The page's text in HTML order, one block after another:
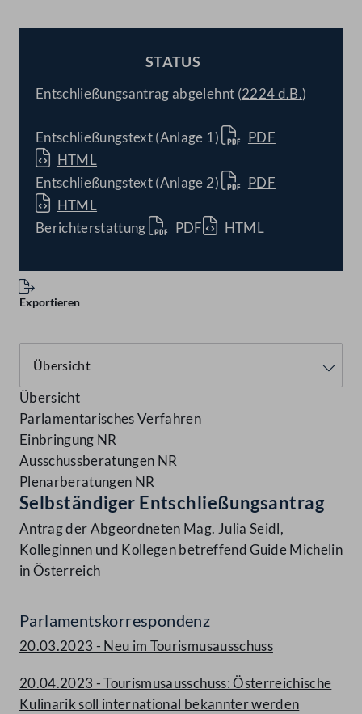
STATUS
Entschließungsantrag abgelehnt (2224 d.B.)
Entschließungstext (Anlage 1)
PDF
HTML
Entschließungstext (Anlage 2)
PDF
HTML
Berichterstattung
PDF HTML
Exportieren
Übersicht
Parlamentarisches Verfahren
Einbringung NR
Ausschussberatungen NR
Plenarberatungen NR
Selbständiger Entschließungsantrag
Antrag der Abgeordneten Mag. Julia Seidl,
Kolleginnen und Kollegen betreffend Guide Michelin
in Österreich
Parlamentskorrespondenz
20.03.2023 - Neu im Tourismusausschuss
20.04.2023 - Tourismusausschuss: Österreichische
Kulinarik soll international bekannter werden